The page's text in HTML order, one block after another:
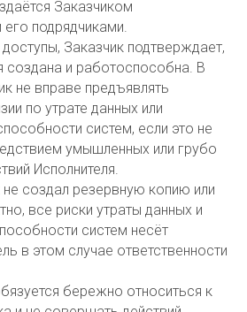
Заказчиком
подрядчиками.
Заказчик подтверждает,
создана и работоспособна. В
не вправе предъявлять
по утрате данных или
систем, если это не
умышленных или грубо
Исполнителя.
не создал резервную копию или
все риски утраты данных и
систем несёт
в этом случае ответственности
бережно относиться к